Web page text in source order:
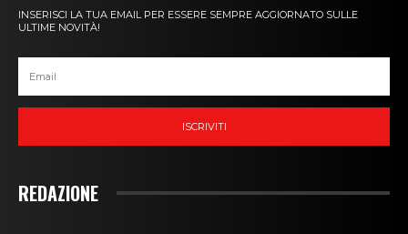
INSERISCI LA TUA EMAIL PER ESSERE SEMPRE AGGIORNATO SULLE
ULTIME NOVITÀ!
ISCRIVITI
REDAZIONE